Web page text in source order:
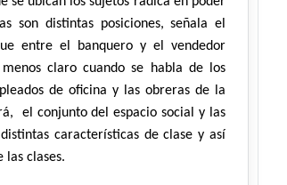
son distintas posiciones, señala el
entre el banquero y el vendedor
claro cuando se habla de los
de oficina y las obreras de la
el conjunto del espacio social y las
características de clase y así
las clases.